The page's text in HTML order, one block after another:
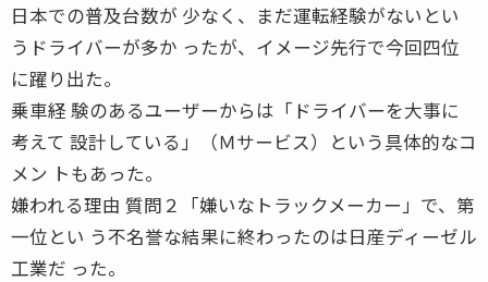
日本での普及台数が 少なく、まだ運転経験がないとい
うドライバーが多か ったが、イメージ先行で今回四位
に躍り出た。
乗車経 験のあるユーザーからは「ドライバーを大事に
考えて 設計している」（Ｍサービス）という具体的なコ
メン トもあった。
嫌われる理由 質問２「嫌いなトラックメーカー」で、第
一位とい う不名誉な結果に終わったのは日産ディーゼル
工業だ った。